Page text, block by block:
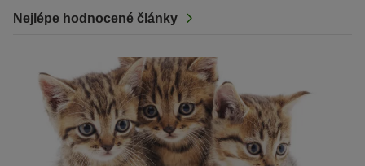
Nejlépe hodnocené články